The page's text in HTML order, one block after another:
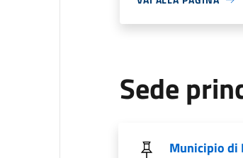
Sede
Municipio di